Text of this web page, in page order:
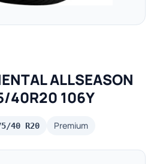
ALLSEASON
40R20 106Y
40 R20 Premium